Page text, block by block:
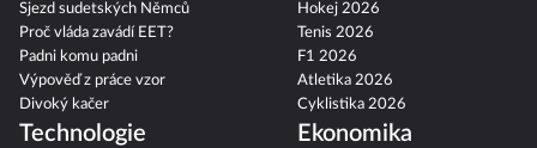
Sjezd sudetských Němců
Proč vláda zavádí EET?
Padni komu padni
Výpověď z práce vzor
Divoký kačer
Hokej 2026
Tenis 2026
F1 2026
Atletika 2026
Cyklistika 2026
Technologie Ekonomika